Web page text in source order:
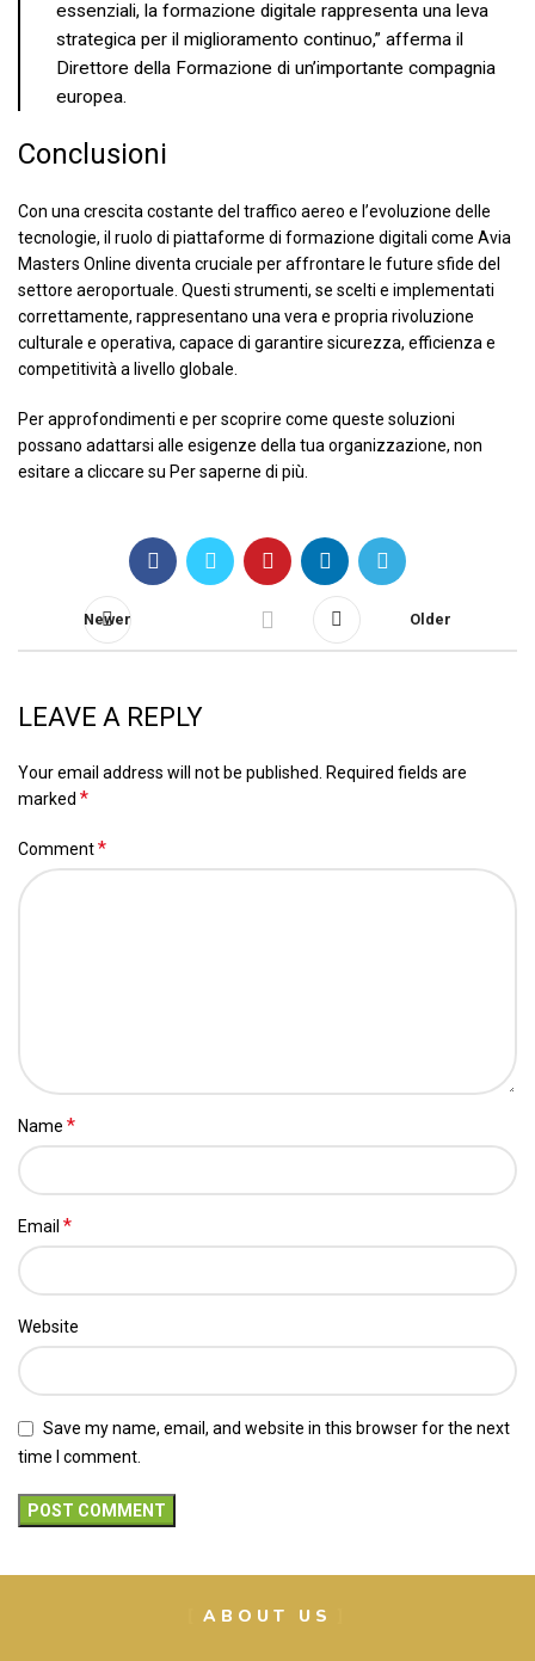
essenziali, la formazione digitale rappresenta una leva
strategica per il miglioramento continuo,” afferma il
Direttore della Formazione di un’importante compagnia
europea.
Conclusioni
Con una crescita costante del traffico aereo e l’evoluzione delle
tecnologie, il ruolo di piattaforme di formazione digitali come Avia
Masters Online diventa cruciale per affrontare le future sfide del
settore aeroportuale. Questi strumenti, se scelti e implementati
correttamente, rappresentano una vera e propria rivoluzione
culturale e operativa, capace di garantire sicurezza, efficienza e
competitività a livello globale.
Per approfondimenti e per scoprire come queste soluzioni
possano adattarsi alle esigenze della tua organizzazione, non
esitare a cliccare su Per saperne di più.
Newer Older
LEAVE A REPLY
Your email address will not be published.
Required fields are
marked *
Comment*
Name *
Email *
Website
Save my name, email, and website in this browser for the next
time I comment.
ABOUT US